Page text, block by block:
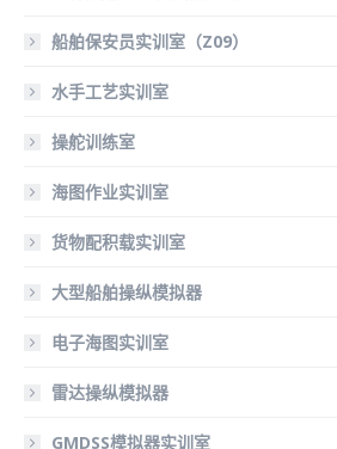
船舶保安员实训室（Z09）
水手工艺实训室
操舵训练室
海图作业实训室
货物配积载实训室
大型船舶操纵模拟器
电子海图实训室
雷达操纵模拟器
GMDSS模拟器实训室